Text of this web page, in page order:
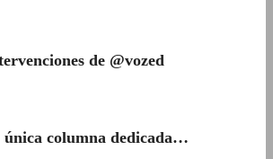
de @vozed
única columna dedicada…